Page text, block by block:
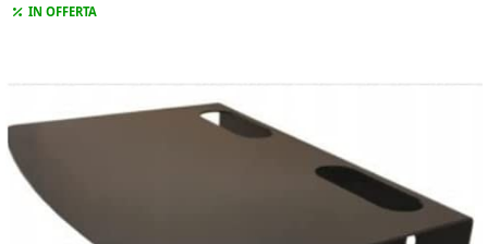
IN OFFERTA